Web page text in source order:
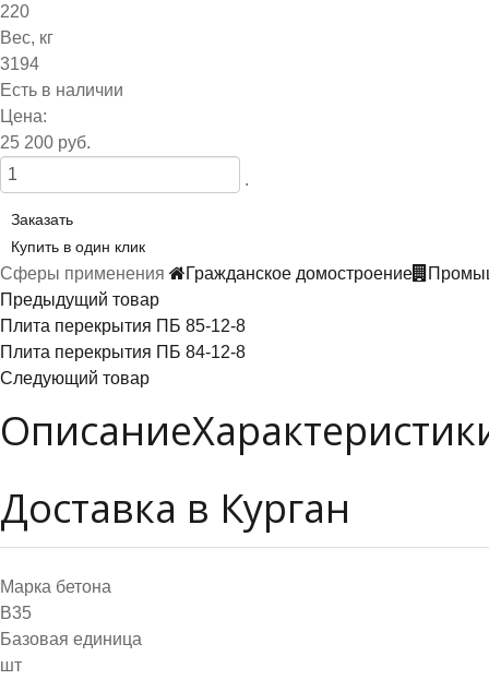
220
Вес, кг
3194
Есть в наличии
Цена:
25 200 руб.
.
Заказать
Купить в один клик
Сферы применения Гражданское домостроение
Предыдущий товар
Плита перекрытия ПБ 85-12-8
Плита перекрытия ПБ 84-12-8
Следующий товар
Описание
Доставка в Курган
Марка бетона
B35
Базовая единица
шт